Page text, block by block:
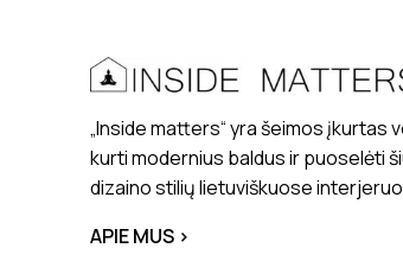
„Inside matters“ yra šeimos įkurtas
kurti modernius baldus ir puoselėti
dizaino stilių lietuviškuose
APIE MUS >